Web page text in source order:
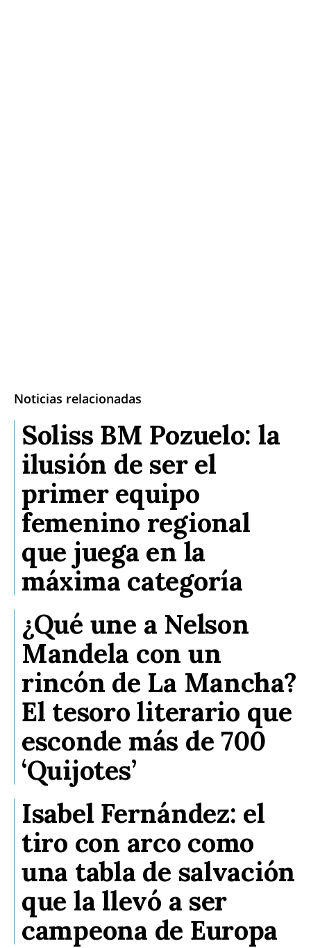
Noticias relacionadas
Soliss BM Pozuelo: la
ilusión de ser el
primer equipo
femenino regional
que juega en la
máxima categoría
¿Qué une a Nelson
Mandela con un
rincón de La Mancha?
El tesoro literario que
esconde más de 700
‘Quijotes’
Isabel Fernández: el
tiro con arco como
una tabla de salvación
que la llevó a ser
campeona de Europa